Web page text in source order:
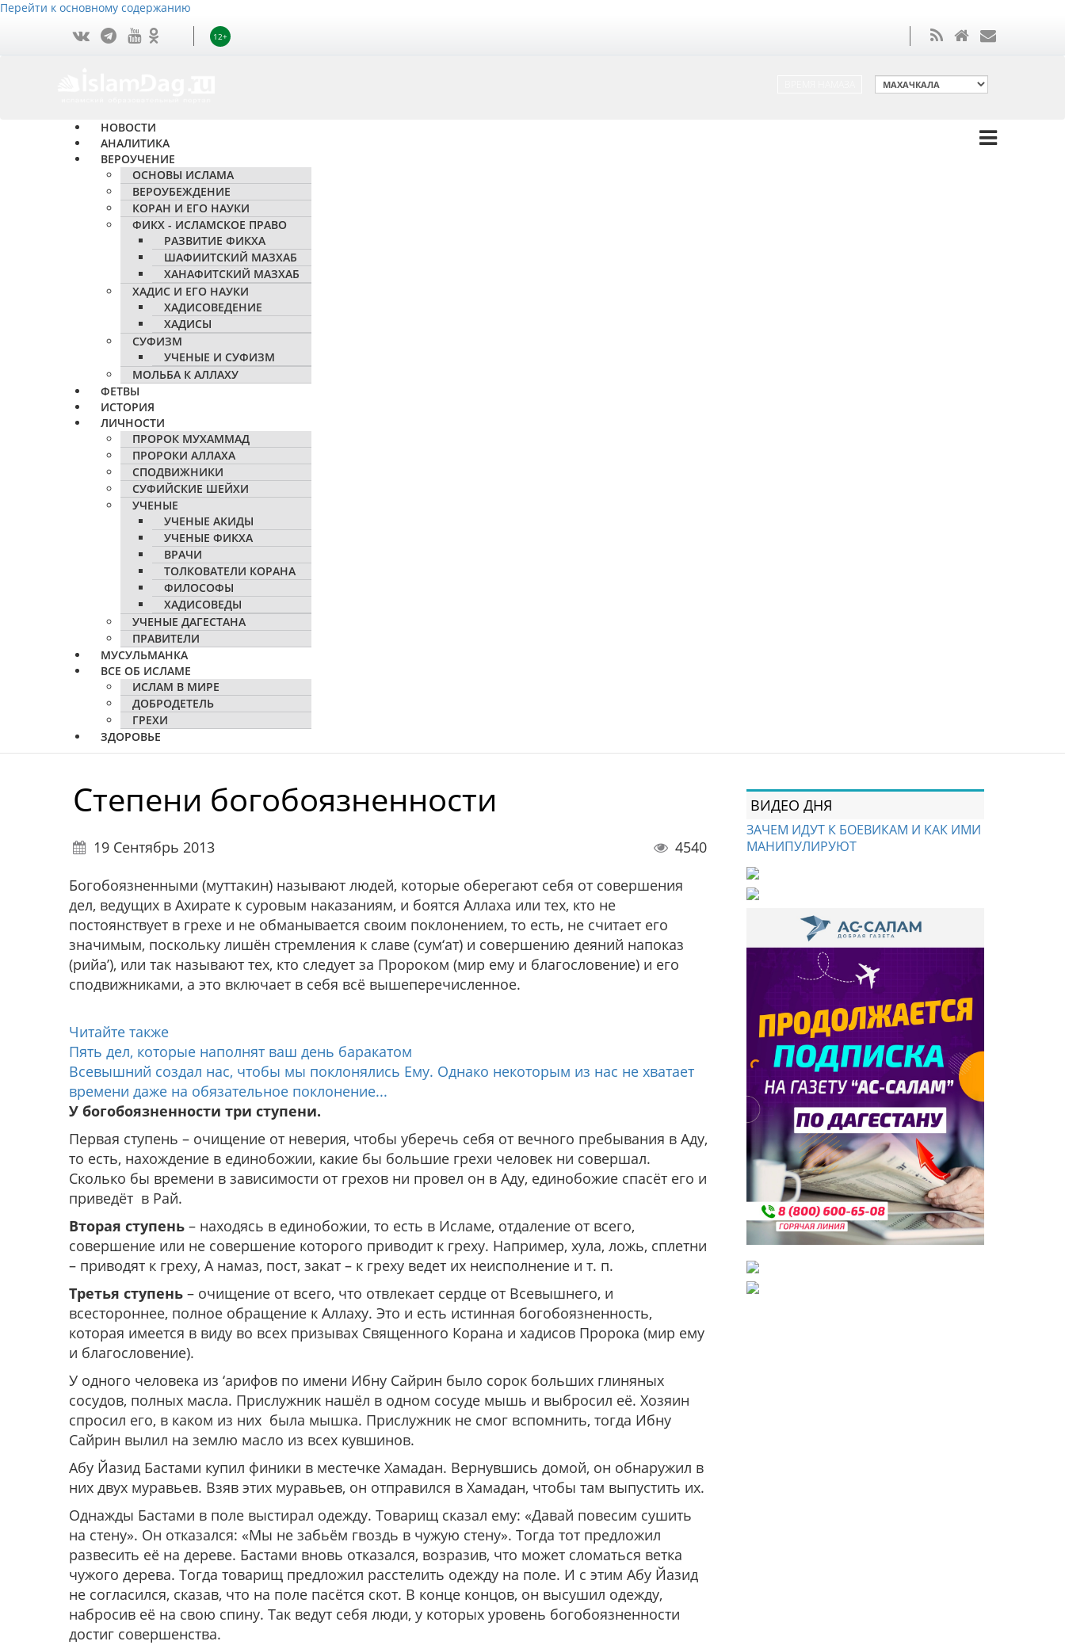
Перейти к основному содержанию
12+
НОВОСТИ
АНАЛИТИКА
ВЕРОУЧЕНИЕ
ОСНОВЫ ИСЛАМА
ВЕРОУБЕЖДЕНИЕ
КОРАН И ЕГО НАУКИ
ФИКХ - ИСЛАМСКОЕ ПРАВО
РАЗВИТИЕ ФИКХА
ШАФИИТСКИЙ МАЗХАБ
ХАНАФИТСКИЙ МАЗХАБ
ХАДИС И ЕГО НАУКИ
ХАДИСОВЕДЕНИЕ
ХАДИСЫ
СУФИЗМ
УЧЕНЫЕ И СУФИЗМ
МОЛЬБА К АЛЛАХУ
ФЕТВЫ
ИСТОРИЯ
ЛИЧНОСТИ
ПРОРОК МУХАММАД
ПРОРОКИ АЛЛАХА
СПОДВИЖНИКИ
СУФИЙСКИЕ ШЕЙХИ
УЧЕНЫЕ
УЧЕНЫЕ АКИДЫ
УЧЕНЫЕ ФИКХА
ВРАЧИ
ТОЛКОВАТЕЛИ КОРАНА
ФИЛОСОФЫ
ХАДИСОВЕДЫ
УЧЕНЫЕ ДАГЕСТАНА
ПРАВИТЕЛИ
МУСУЛЬМАНКА
ВСЕ ОБ ИСЛАМЕ
ИСЛАМ В МИРЕ
ДОБРОДЕТЕЛЬ
ГРЕХИ
ЗДОРОВЬЕ
Степени богобоязненности
19 Сентябрь 2013
4540
Богобоязненными (муттакин) называют людей, которые оберегают себя от совершения
дел, ведущих в Ахирате к суровым наказаниям, и боятся Аллаха или тех, кто не
постоянствует в грехе и не обманывается своим поклонением, то есть, не считает его
значимым, поскольку лишён стремления к славе (сум‘ат) и совершению деяний напоказ
(рийа’), или так называют тех, кто следует за Пророком (мир ему и благословение) и его
сподвижниками, а это включает в себя всё вышеперечисленное.
Читайте также
Пять дел, которые наполнят ваш день баракатом
Всевышний создал нас, чтобы мы поклонялись Ему. Однако некоторым из нас не хватает
времени даже на обязательное поклонение...
У богобоязненности три ступени.
Первая ступень – очищение от неверия, чтобы уберечь себя от вечного пребывания в Аду,
то есть, нахождение в единобожии, какие бы большие грехи человек ни совершал.
Сколько бы времени в зависимости от грехов ни провел он в Аду, единобожие спасёт его и
приведёт в Рай.
Вторая ступень – находясь в единобожии, то есть в Исламе, отдаление от всего,
совершение или не совершение которого приводит к греху. Например, хула, ложь, сплетни
– приводят к греху, А намаз, пост, закат – к греху ведет их неисполнение и т. п.
Третья ступень – очищение от всего, что отвлекает сердце от Всевышнего, и
всестороннее, полное обращение к Аллаху. Это и есть истинная богобоязненность,
которая имеется в виду во всех призывах Священного Корана и хадисов Пророка (мир ему
и благословение).
У одного человека из ‘арифов по имени Ибну Сайрин было сорок больших глиняных
сосудов, полных масла. Прислужник нашёл в одном сосуде мышь и выбросил её. Хозяин
спросил его, в каком из них была мышка. Прислужник не смог вспомнить, тогда Ибну
Сайрин вылил на землю масло из всех кувшинов.
Абу Йазид Бастами купил финики в местечке Хамадан. Вернувшись домой, он обнаружил в
них двух муравьев. Взяв этих муравьев, он отправился в Хамадан, чтобы там выпустить их.
Однажды Бастами в поле выстирал одежду. Товарищ сказал ему: «Давай повесим сушить
на стену». Он отказался: «Мы не забьём гвоздь в чужую стену». Тогда тот предложил
развесить её на дереве. Бастами вновь отказался, возразив, что может сломаться ветка
чужого дерева. Тогда товарищ предложил расстелить одежду на поле. И с этим Абу Йазид
не согласился, сказав, что на поле пасётся скот. В конце концов, он высушил одежду,
набросив её на свою спину. Так ведут себя люди, у которых уровень богобоязненности
достиг совершенства.
ВИДЕО ДНЯ
ЗАЧЕМ ИДУТ К БОЕВИКАМ И КАК ИМИ
МАНИПУЛИРУЮТ